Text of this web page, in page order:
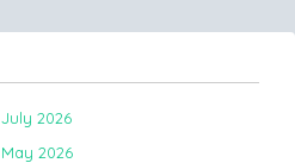
July 2026
May 2026